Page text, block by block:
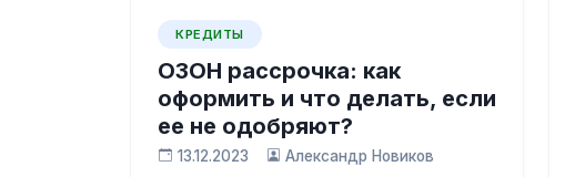
КРЕДИТЫ
ОЗОН рассрочка: как
оформить и что делать, если
ее не одобряют?
13.12.2023 Александр Новиков